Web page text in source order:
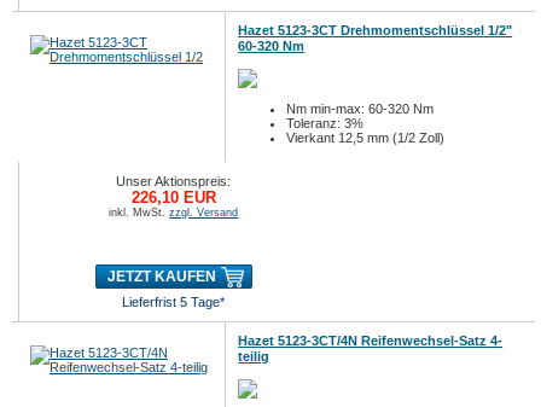
Hazet 5123-3CT Drehmomentschlüssel 1/2"
60-320 Nm
Nm min-max: 60-320 Nm
Toleranz: 3%
Vierkant 12,5 mm (1/2 Zoll)
Unser Aktionspreis:
226,10 EUR
inkl. MwSt.zzgl. Versand
JETZT KAUFEN
Lieferfrist 5 Tage*
Hazet 5123-3CT/4N Reifenwechsel-Satz 4-
teilig